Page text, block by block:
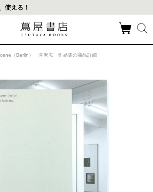
（Berlin） 滝沢広 作品集の商品詳細